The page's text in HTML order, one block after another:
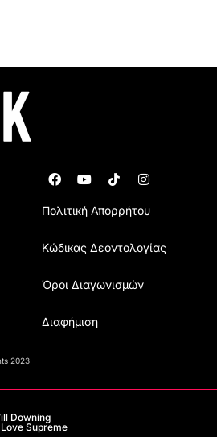
Πολιτική Απορρήτου
Κώδικας Δεοντολογίας
Όροι Διαγωνισμών
Διαφήμιση
2023
Downing
Supreme